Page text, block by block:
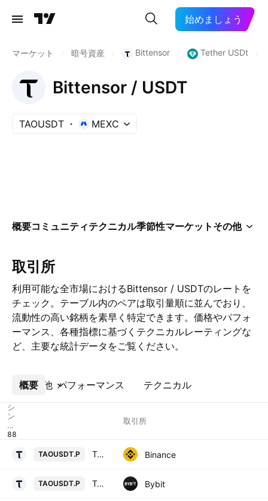
始めましょう
マーケット 暗号資産 Bittensor Tether USDt
Bittensor / USDT
TAOUSDT MEXC
概要コミュニティテクニカル季節性マーケット その他
取引所
利用可能な全市場におけるBittensor / USDTのレートを
チェック。テーブル内のペアは取引量順に並んでおり、
流動性の高い銘柄を素早く特定できます。価格やパフォ
ーマンス、各種指標に基づくテクニカルレーティングな
ど、主要な統計データをご覧ください。
概要 パフォーマンス テクニカル
その他
シ
ン
ボ
ル
取引所
TAOUSDT.P TAO / TetherUS PERPETUAL CONTRACT Binance
TAOUSDT.P TAOUSDT Perpetual Contract Bybit